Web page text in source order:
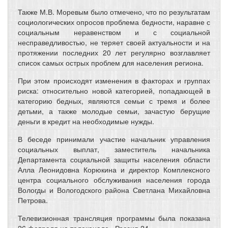
Также М.В. Моревым было отмечено, что по результатам
социологических опросов проблема бедности, наравне с
социальным неравенством и с социальной
несправедливостью, не теряет своей актуальности и на
протяжении последних 20 лет регулярно возглавляет
список самых острых проблем для населения региона.
При этом происходят изменения в факторах и группах
риска: относительно новой категорией, попадающей в
категорию бедных, являются семьи с тремя и более
детьми, а также молодые семьи, зачастую берущие
деньги в кредит на необходимые нужды.
В беседе принимали участие начальник управления
социальных выплат, заместитель начальника
Департамента социальной защиты населения области
Алла Леонидовна Корюкина и директор Комплексного
центра социального обслуживания населения города
Вологды и Вологодского района Светлана Михайловна
Петрова.
Телевизионная трансляция программы была показана